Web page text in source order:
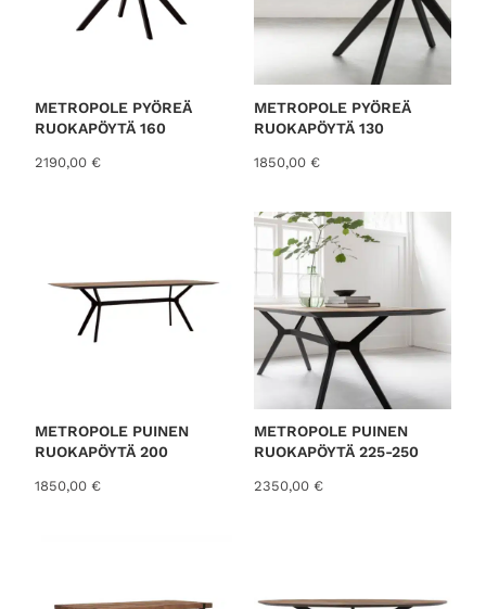
METROPOLE PYÖREÄ
RUOKAPÖYTÄ 160
2190,00 €
METROPOLE PYÖREÄ
RUOKAPÖYTÄ 130
1850,00 €
METROPOLE PUINEN
RUOKAPÖYTÄ 200
1850,00 €
METROPOLE PUINEN
RUOKAPÖYTÄ 225-250
2350,00 €